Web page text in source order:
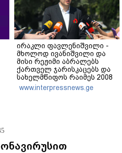
ირაკლი ფავლენიშვილი -
მხოლოდ ივანიშვილი და
მისი რეჟიმი აბრალებს
ქართველ ჯარისკაცებს და
სახელმწიფოს რაიმეს 2008
წლის აგვისტოს ომში -
არანაირი დანაშაული არ
www.interpressnews.ge